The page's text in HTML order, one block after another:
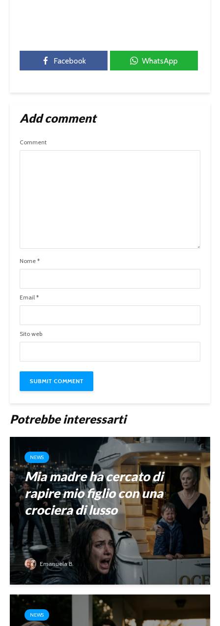
Facebook WhatsApp
Add comment
Comment
Nome *
Email *
Sito web
Potrebbe interessarti
NEWS
Mia madre ha cercato di
rapire mio figlio con una
crociera di lusso
Emanuela B.
NEWS